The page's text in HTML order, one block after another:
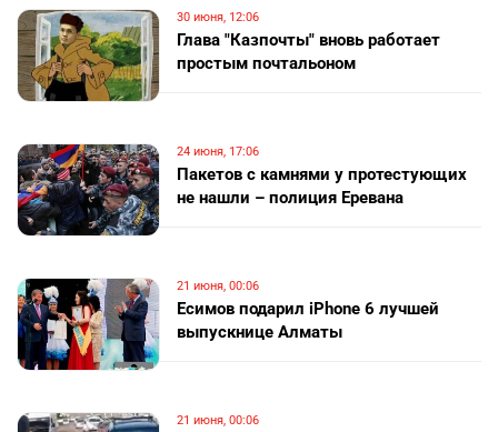
30 июня, 12:06
Глава "Казпочты" вновь работает
простым почтальоном
24 июня, 17:06
Пакетов с камнями у протестующих
не нашли – полиция Еревана
21 июня, 00:06
Есимов подарил iPhone 6 лучшей
выпускнице Алматы
21 июня, 00:06